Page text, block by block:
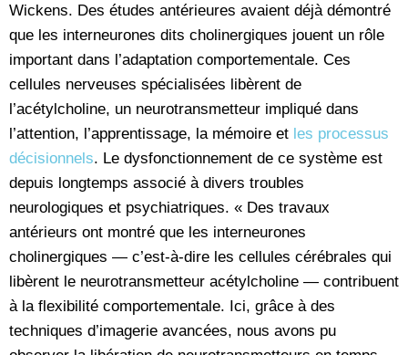
Wickens. Des études antérieures avaient déjà démontré
que les interneurones dits cholinergiques jouent un rôle
important dans l’adaptation comportementale. Ces
cellules nerveuses spécialisées libèrent de
l’acétylcholine, un neurotransmetteur impliqué dans
l’attention, l’apprentissage, la mémoire et les processus
décisionnels. Le dysfonctionnement de ce système est
depuis longtemps associé à divers troubles
neurologiques et psychiatriques. « Des travaux
antérieurs ont montré que les interneurones
cholinergiques — c’est-à-dire les cellules cérébrales qui
libèrent le neurotransmetteur acétylcholine — contribuent
à la flexibilité comportementale. Ici, grâce à des
techniques d’imagerie avancées, nous avons pu